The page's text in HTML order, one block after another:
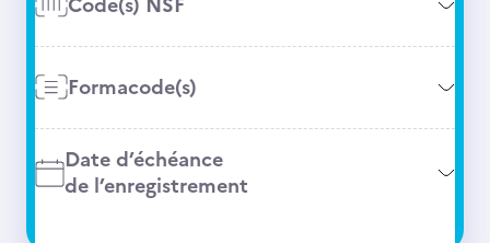
Formacode(s)
Date d’échéance
de l’enregistrement